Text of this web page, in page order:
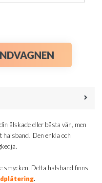
älskade eller bästa vän, men
halsband! Den enkla och
smycken. Detta halsband finns
.